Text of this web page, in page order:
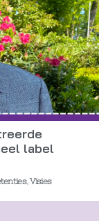
label
,Visies